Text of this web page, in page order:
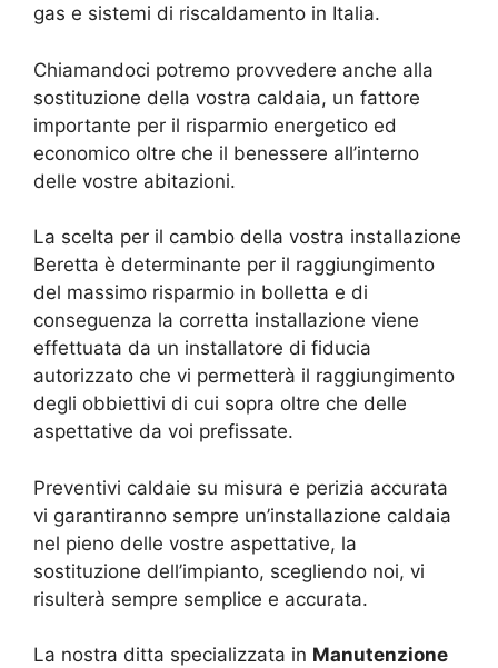
gas e sistemi di riscaldamento in Italia.
Chiamandoci potremo provvedere anche alla
sostituzione della vostra caldaia, un fattore
importante per il risparmio energetico ed
economico oltre che il benessere all’interno
delle vostre abitazioni.
La scelta per il cambio della vostra installazione
Beretta è determinante per il raggiungimento
del massimo risparmio in bolletta e di
conseguenza la corretta installazione viene
effettuata da un installatore di fiducia
autorizzato che vi permetterà il raggiungimento
degli obbiettivi di cui sopra oltre che delle
aspettative da voi prefissate.
Preventivi caldaie su misura e perizia accurata
vi garantiranno sempre un’installazione caldaia
nel pieno delle vostre aspettative, la
sostituzione dell’impianto, scegliendo noi, vi
risulterà sempre semplice e accurata.
La nostra ditta specializzata in Manutenzione